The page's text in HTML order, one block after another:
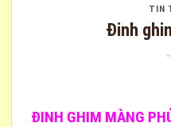
TIN
Đinh
ĐINH GHIM MÀNG